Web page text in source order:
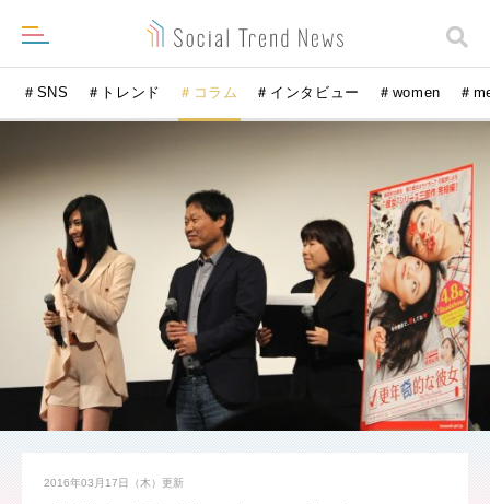
＃SNS ＃トレンド ＃コラム ＃インタビュー ＃women ＃
2016年03月17日（木） 更新